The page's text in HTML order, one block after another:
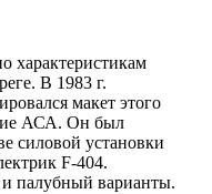
характеристикам
В 1983 г.
макет этого
АСА. Он был
силовой установки
F-404.
и палубный варианты.